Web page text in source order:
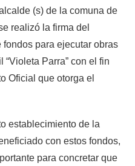
(s) de la comuna de
realizó la firma del
para ejecutar obras
Parra” con el fin
Oficial que otorga el
establecimiento de la
con estos fondos,
para concretar que